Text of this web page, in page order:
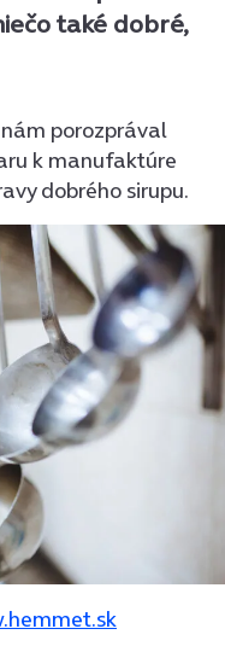
také dobré,
porozprával
k manufaktúre
dobrého sirupu.